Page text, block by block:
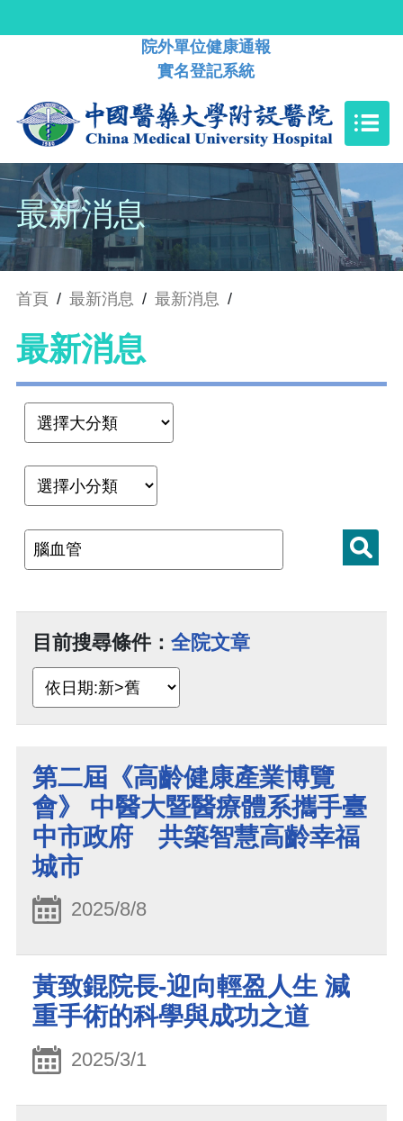
院外單位健康通報
實名登記系統
最新消息
首頁 / 最新消息 / 最新消息 /
最新消息
目前搜尋條件： 全院文章
第二屆《高齡健康產業博覽
會》 中醫大暨醫療體系攜手臺
中市政府 共築智慧高齡幸福
城市
2025/8/8
黃致錕院長-迎向輕盈人生 減
重手術的科學與成功之道
2025/3/1